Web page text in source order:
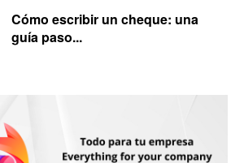
Cómo escribir un cheque: una
guía paso...